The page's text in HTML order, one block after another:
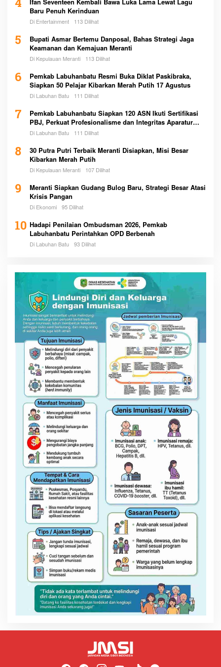
4
Baru Penuh Kerinduan
Di Entertainment 113 Dilihat
5
Bupati Asmar Bertemu Danposal, Bahas Strategi Jaga
Keamanan dan Kemajuan Meranti
Di Kepulauan Meranti 113 Dilihat
6
Pemkab Labuhanbatu Resmi Buka Diklat Paskibraka,
Siapkan 50 Pelajar Kibarkan Merah Putih 17 Agustus
Di Labuhan Batu 111 Dilihat
7
Pemkab Labuhanbatu Siapkan 120 ASN Ikuti Sertifikasi
PBJ, Perkuat Profesionalisme dan Integritas Aparatur
Pemerintah
Di Labuhan Batu 111 Dilihat
8
30 Putra Putri Terbaik Meranti Disiapkan, Misi Besar
Kibarkan Merah Putih
Di Kepulauan Meranti 107 Dilihat
9
Meranti Siapkan Gudang Bulog Baru, Strategi Besar Atasi
Krisis Pangan
Di Ekonomi 95 Dilihat
10 Hadapi Penilaian Ombudsman 2026, Pemkab
Labuhanbatu Perintahkan OPD Berbenah
Di Labuhan Batu 93 Dilihat